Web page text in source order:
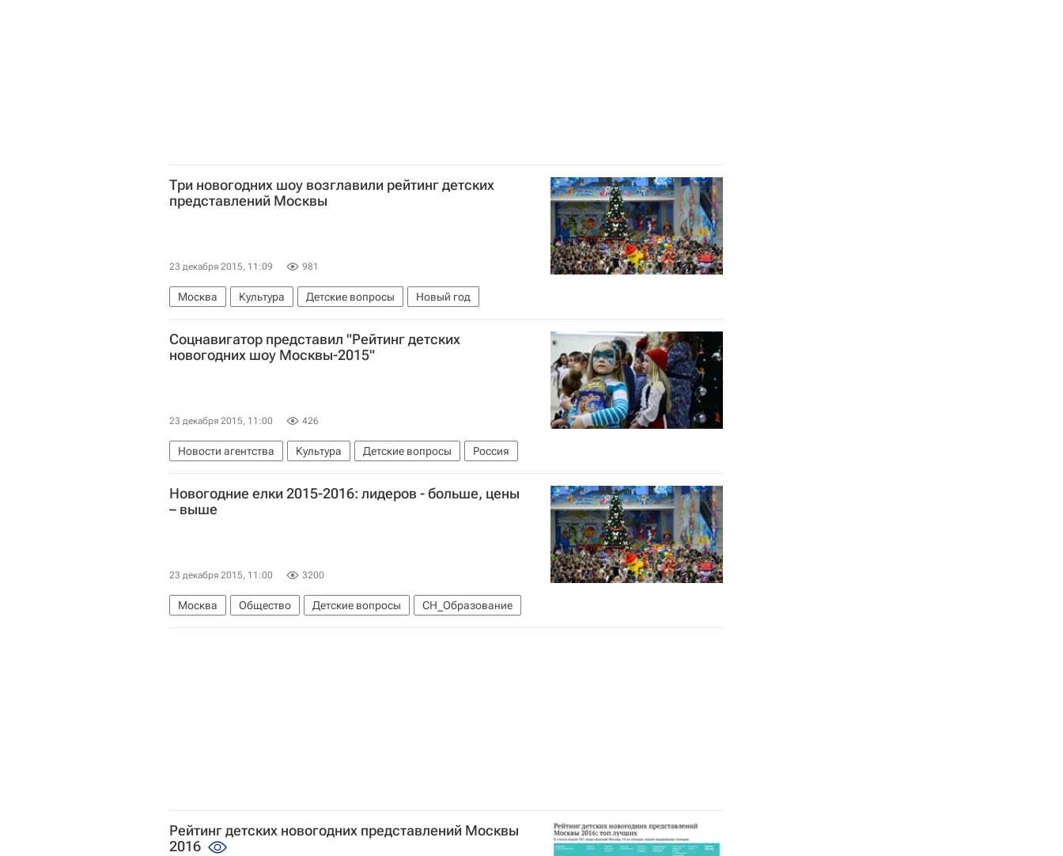
Три новогодних шоу возглавили рейтинг детских
представлений Москвы
23 декабря 2015, 11:09 981
Москва Культура Детские вопросы Новый год
Соцнавигатор представил "Рейтинг детских
новогодних шоу Москвы-2015"
23 декабря 2015, 11:00 426
Новости агентства Культура Детские вопросы Россия
Новогодние елки 2015-2016: лидеров - больше, цены
– выше
23 декабря 2015, 11:00 3200
Москва Общество Детские вопросы СН_Образование
Рейтинг детских новогодних представлений Москвы
2016